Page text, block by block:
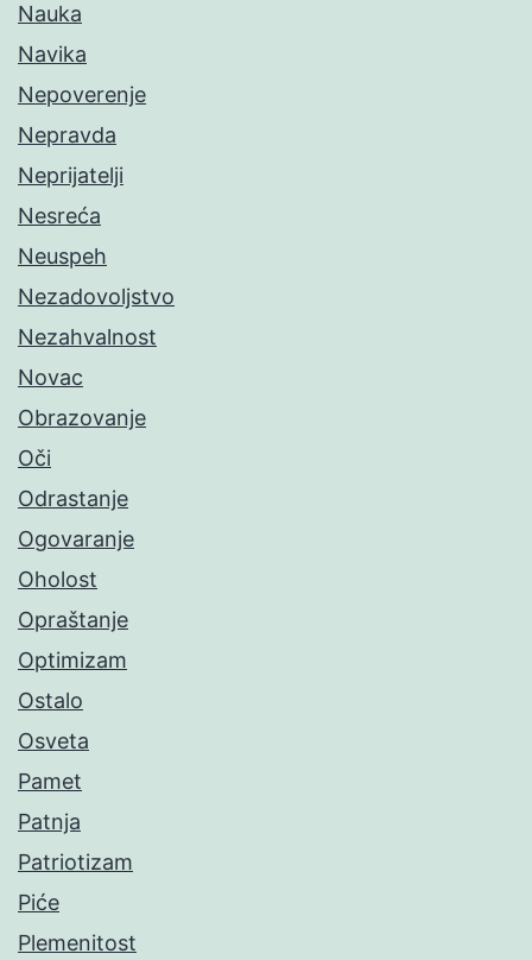
Nauka
Navika
Nepoverenje
Nepravda
Neprijatelji
Nesreća
Neuspeh
Nezadovoljstvo
Nezahvalnost
Novac
Obrazovanje
Oči
Odrastanje
Ogovaranje
Oholost
Opraštanje
Optimizam
Ostalo
Osveta
Pamet
Patnja
Patriotizam
Piće
Plemenitost